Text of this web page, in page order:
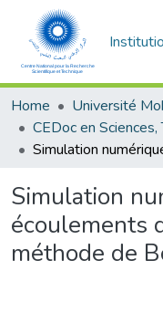
Home
Simulation
écoulements
méthode de